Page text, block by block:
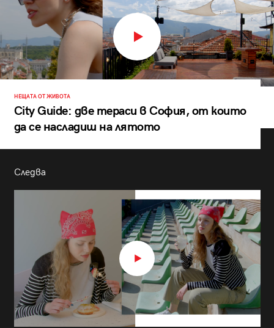
НЕЩАТА ОТ ЖИВОТА
City Guide: две тераси в София, от които
да се насладиш на лятото
Следва